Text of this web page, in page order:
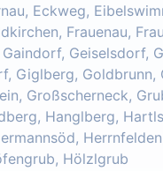
Eckweg,
Frauenau,
Geiselsdorf,
Giglberg, Goldbrunn,
Großscherneck,
Hanglberg,
Hölzlgrub